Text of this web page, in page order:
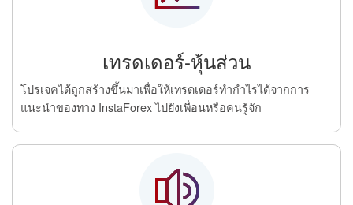
เทรดเดอร์-หุ้นส่วน
โปรเจคได้ถูกสร้างขึ้นมาเพื่อให้เทรดเดอร์ทำกำไรได้จากการ
แนะนำของทาง InstaForex ไปยังเพื่อนหรือคนรู้จัก